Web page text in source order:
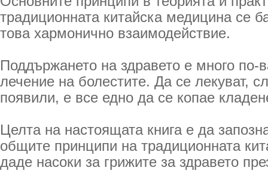
традиционната китайска медицина се
това хармонично взаимодействие.
Поддържането на здравето е много по-
лечение на болестите. Да се лекуват,
появили, е все едно да се копае
Целта на настоящата книга е да
общите принципи на традиционната
даде насоки за грижите за здравето